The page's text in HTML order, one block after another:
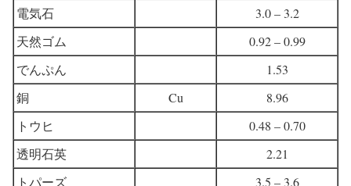
電気石
3.0 – 3.2
天然ゴム
0.92 – 0.99
でんぷん
1.53
銅
Cu
8.96
トウヒ
0.48 – 0.70
透明石英
2.21
トパーズ
3.5 – 3.6